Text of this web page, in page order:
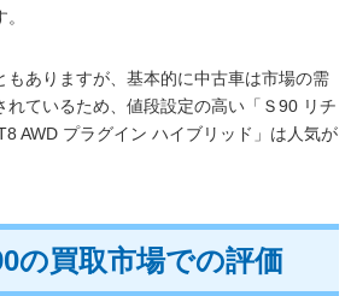
もありますが、基本的に中古車は市場の需
れているため、値段設定の高い「Ｓ90 リチ
AWD プラグイン ハイブリッド」は人気が
の買取市場での評価